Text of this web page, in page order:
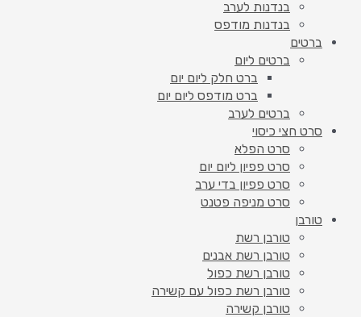
בנדנות לערב
בנדנות מודפס
ברטים
ברטים ליום
ברט חלק ליום יום
ברט מודפס ליום יום
ברטים לערב
סרט חצי כיסוי
סרט הפלא
סרט פפיון ליום יום
סרט פפיון בדי ערב
סרט מניפה פטנט
טורבן
טורבן רשת
טורבן רשת אבנים
טורבן רשת כפול
טורבן רשת כפול עם קשירה
טורבן קשירה